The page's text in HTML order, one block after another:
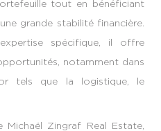
tout en bénéficiant
grande stabilité financière.
spécifique, il offre
notamment dans
tels que la logistique, le
Michaël Zingraf Real Estate,